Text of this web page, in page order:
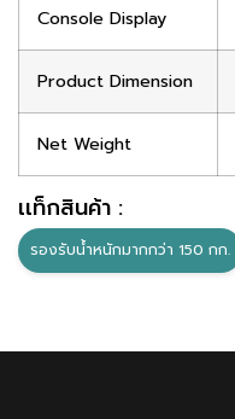
Console Display
Product Dimension
Net Weight
เเท็กสินค้า :
รองรับน้ำหนักมากกว่า 150 กก.